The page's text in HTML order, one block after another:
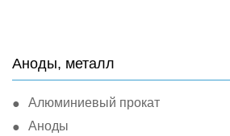
Аноды, металл
Алюминиевый прокат
Аноды